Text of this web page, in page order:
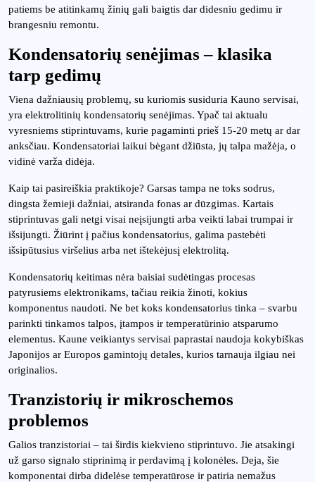
patiems be atitinkamų žinių gali baigtis dar didesniu gedimu ir
brangesniu remontu.
Kondensatorių senėjimas – klasika
tarp gedimų
Viena dažniausių problemų, su kuriomis susiduria Kauno servisai,
yra elektrolitinių kondensatorių senėjimas. Ypač tai aktualu
vyresniems stiprintuvams, kurie pagaminti prieš 15-20 metų ar dar
anksčiau. Kondensatoriai laikui bėgant džiūsta, jų talpa mažėja, o
vidinė varža didėja.
Kaip tai pasireiškia praktikoje? Garsas tampa ne toks sodrus,
dingsta žemieji dažniai, atsiranda fonas ar dūzgimas. Kartais
stiprintuvas gali netgi visai neįsijungti arba veikti labai trumpai ir
išsijungti. Žiūrint į pačius kondensatorius, galima pastebėti
išsipūtusius viršelius arba net ištekėjusį elektrolitą.
Kondensatorių keitimas nėra baisiai sudėtingas procesas
patyrusiems elektronikams, tačiau reikia žinoti, kokius
komponentus naudoti. Ne bet koks kondensatorius tinka – svarbu
parinkti tinkamos talpos, įtampos ir temperatūrinio atsparumo
elementus. Kaune veikiantys servisai paprastai naudoja kokybiškas
Japonijos ar Europos gamintojų detales, kurios tarnauja ilgiau nei
originalios.
Tranzistorių ir mikroschemos
problemos
Galios tranzistoriai – tai širdis kiekvieno stiprintuvo. Jie atsakingi
už garso signalo stiprinimą ir perdavimą į kolonėles. Deja, šie
komponentai dirba didelėse temperatūrose ir patiria nemažus